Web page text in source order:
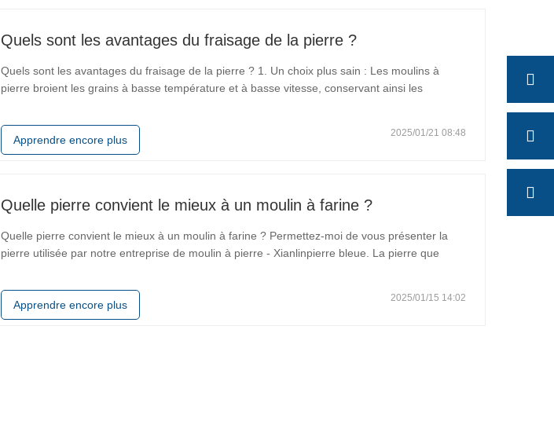
Quels sont les avantages du fraisage de la pierre ?
Quels sont les avantages du fraisage de la pierre ? 1. Un choix plus sain : Les moulins à
pierre broient les grains à basse température et à basse vitesse, conservant ainsi les
vitamines, de minéraux et de fibres
Apprendre encore plus
2025/01/21 08:48
Quelle pierre convient le mieux à un moulin à farine ?
Quelle pierre convient le mieux à un moulin à farine ? Permettez-moi de vous présenter la
pierre utilisée par notre entreprise de moulin à pierre - Xianlinpierre bleue. La pierre que
radioactive, et est
Apprendre encore plus
2025/01/15 14:02